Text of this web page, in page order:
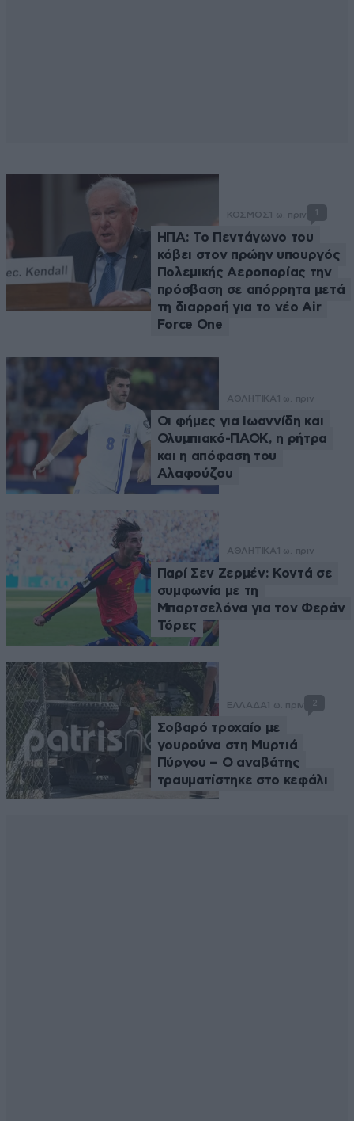
ΚΟΣΜΟΣ 1 ω. πριν 1
ΗΠΑ: Το Πεντάγωνο του
κόβει στον πρώην υπουργός
Πολεμικής Αεροπορίας την
πρόσβαση σε απόρρητα μετά
τη διαρροή για το νέο Air
Force One
ΑΘΛΗΤΙΚΑ 1 ω. πριν
Οι φήμες για Ιωαννίδη και
Ολυμπιακό-ΠΑΟΚ, η ρήτρα
και η απόφαση του
Αλαφούζου
ΑΘΛΗΤΙΚΑ 1 ω. πριν
Παρί Σεν Ζερμέν: Κοντά σε
συμφωνία με τη
Μπαρτσελόνα για τον Φεράν
Τόρες
ΕΛΛΑΔΑ 1 ω. πριν 2
Σοβαρό τροχαίο με
γουρούνα στη Μυρτιά
Πύργου – Ο αναβάτης
τραυματίστηκε στο κεφάλι